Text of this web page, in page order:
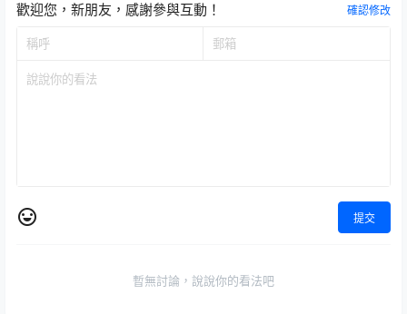
歡迎您，新朋友，感謝參與互動！ 確認修改
提交
暫無討論，說說你的看法吧